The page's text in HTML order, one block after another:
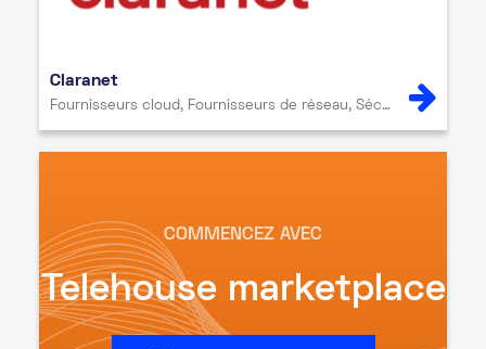
Claranet
Fournisseurs cloud, Fournisseurs de réseau, Sécurité, Service informatique
COMMENCEZ AVEC
Telehouse marketplace